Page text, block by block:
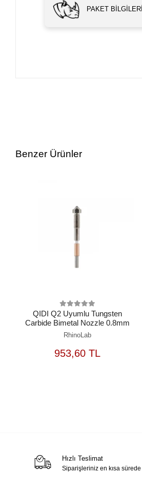
PAKET BILGILERI
Benzer Ürünler
QIDI Q2 Uyumlu Tungsten
Carbide Bimetal Nozzle 0.8mm
RhinoLab
953,60 TLSEPETE
EKLE
Hızlı Teslimat
Siparişleriniz en kısa sürede